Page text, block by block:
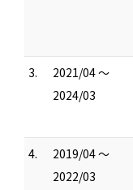
3.
2021/04 ～
2024/03
4.
2019/04 ～
2022/03